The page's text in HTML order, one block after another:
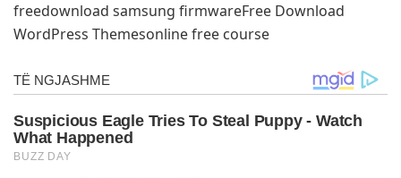
freedownload samsung firmwareFree Download
WordPress Themesonline free course